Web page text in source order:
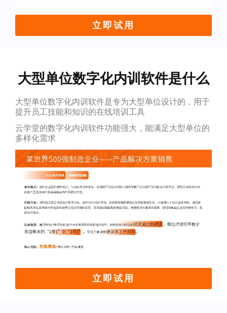
立即试用
大型单位数字化内训软件是什么
大型单位数字化内训软件是专为大型单位设计的，用于
提升员工技能和知识的在线培训工具
云学堂的数字化内训软件功能强大，能满足大型单位的
多样化需求
立即试用